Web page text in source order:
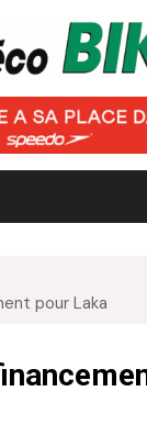
pour Laka